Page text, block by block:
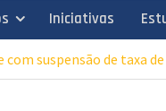
Iniciativas
com suspensão de taxa